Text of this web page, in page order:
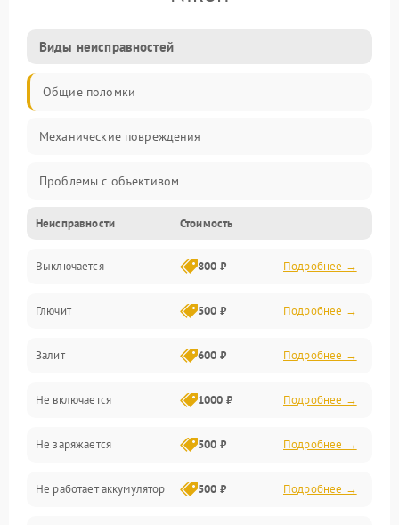
Виды неисправностей
Общие поломки
Механические повреждения
Проблемы с объективом
Электронные ошибки
Механические проблемы
Матрица и оптика
Питание и питание цепей
Проблемы с картами памяти
Объективы
Программные сбои
Неисправности Стоимость
Выключается 800 ₽ Подробнее →
Глючит 500 ₽ Подробнее →
Залит 600 ₽ Подробнее →
Не включается 1000 ₽ Подробнее →
Не заряжается 500 ₽ Подробнее →
Не работает аккумулятор 500 ₽ Подробнее →